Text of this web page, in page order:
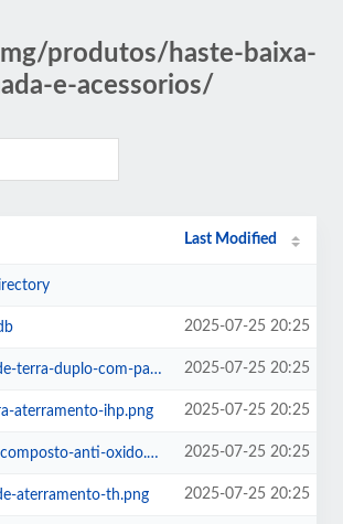
produtos/haste-baixa-
e-acessorios/
Last Modified
2025-07-25 20:25
com-parafuso-u-gtdu-tabela.png 2025-07-25 20:25
aterramento-ihp.png 2025-07-25 20:25
anti-oxido.png 2025-07-25 20:25
aterramento-th.png 2025-07-25 20:25